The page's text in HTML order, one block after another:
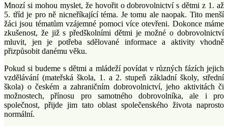
Mnozí si mohou myslet, že hovořit o dobrovolnictví s dětmi z 1. až
5. tříd je pro ně nicneříkající téma. Je tomu ale naopak. Tito menší
žáci jsou tématům vzájemné pomoci více otevřeni. Dokonce máme
zkušenost, že již s předškolními dětmi je možné o dobrovolnictví
mluvit, jen je potřeba sdělované informace a aktivity vhodně
přizpůsobit danému věku.
Pokud si budeme s dětmi a mládeží povídat v různých fázích jejich
vzdělávání (mateřská škola, 1. a 2. stupeň základní školy, střední
škola) o českém a zahraničním dobrovolnictví, jeho aktivitách či
možnostech, přínosu pro samotného dobrovolníka, ale i pro
společnost, přijde jim tato oblast společenského života naprosto
normální.